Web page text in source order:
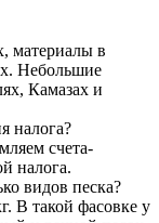
материалы в
Небольшие
Камазах и
налога?
счета-
налога.
видов песка?
В такой фасовке у